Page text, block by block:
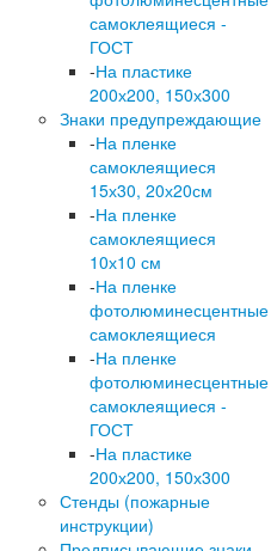
самоклеящиеся -
ГОСТ
-На пластике
200х200, 150х300
Знаки предупреждающие
-На пленке
самоклеящиеся
15х30, 20х20см
-На пленке
самоклеящиеся
10х10 см
-На пленке
фотолюминесцентные
самоклеящиеся
-На пленке
фотолюминесцентные
самоклеящиеся -
ГОСТ
-На пластике
200х200, 150х300
Стенды (пожарные
инструкции)